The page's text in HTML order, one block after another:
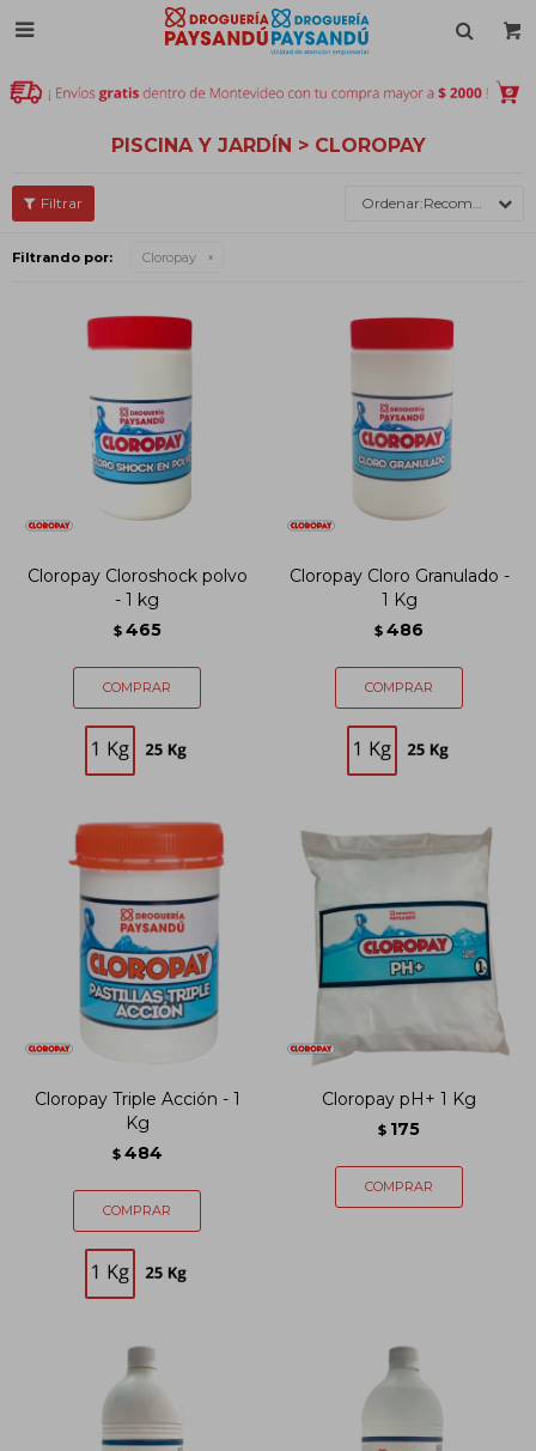

PISCINA Y JARDÍN > CLOROPAY
Recomendados
Filtrando por: Cloropay
Cloropay Cloroshock polvo
- 1 kg
$ 465
Cloropay Cloro Granulado -
1 Kg
$ 486
Cloropay Triple Acción - 1
Kg
$ 484
Cloropay pH+ 1 Kg
$ 175